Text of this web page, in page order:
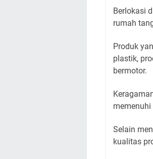
Berlokasi
rumah
Produk
plastik,
bermotor.
Selain
kualitas